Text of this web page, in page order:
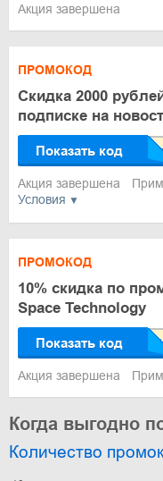
Акция завершена
Условия
ПРОМОКОД
Скидка 2000
подписке на
Показать код
Акция завершена
ПРОМОКОД
10% скидка по
Space Technology
Показать код
Акция завершена
Когда выгодно
Количество